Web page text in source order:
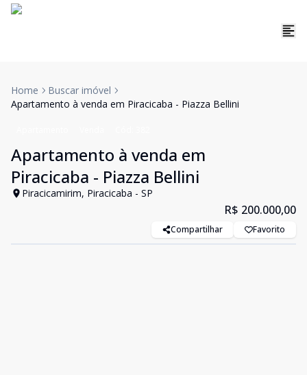
Home
Buscar imóvel
Apartamento à venda em Piracicaba - Piazza Bellini
Apartamento à venda em
Piracicaba - Piazza Bellini
Piracicamirim, Piracicaba - SP
R$ 200.000,00
Compartilhar Favorito